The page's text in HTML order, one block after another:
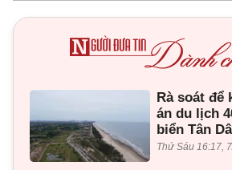
Rà soát để
án du lịch
biển Tân
Thứ Sáu 16:17,